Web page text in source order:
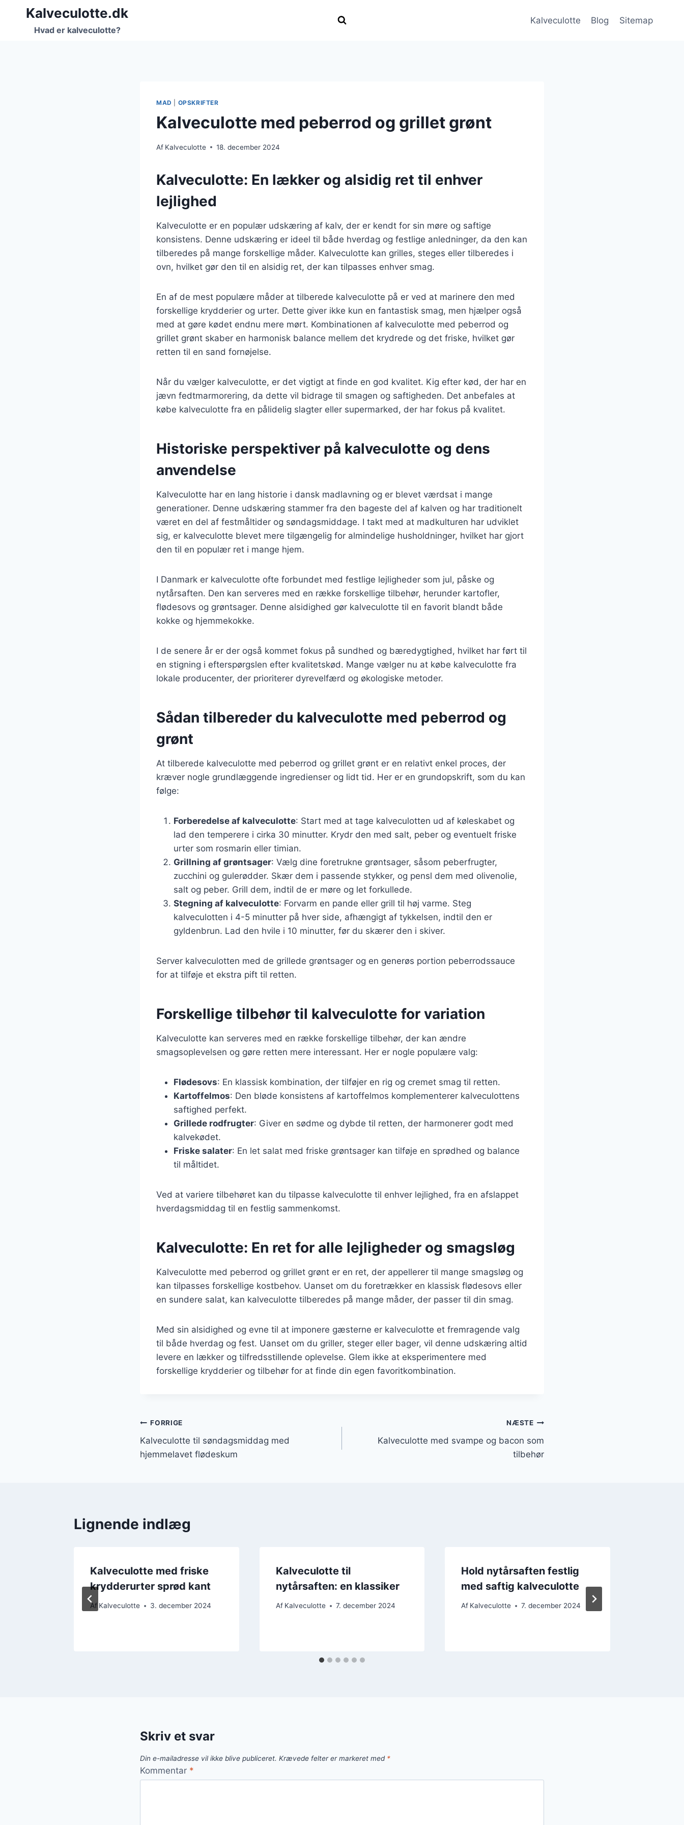
FortsætKalveculotte.dk
Hvad er kalveculotte?
Kalveculotte Blog Sitemap
MAD OPSKRIFTER
Kalveculotte med peberrod og grillet grønt
Af Kalveculotte 18. december 2024
Kalveculotte: En lækker og alsidig ret til enhver
lejlighed
Kalveculotte er en populær udskæring af kalv, der er kendt for sin møre og saftige
konsistens. Denne udskæring er ideel til både hverdag og festlige anledninger, da den kan
tilberedes på mange forskellige måder. Kalveculotte kan grilles, steges eller tilberedes i
ovn, hvilket gør den til en alsidig ret, der kan tilpasses enhver smag.
En af de mest populære måder at tilberede kalveculotte på er ved at marinere den med
forskellige krydderier og urter. Dette giver ikke kun en fantastisk smag, men hjælper også
med at gøre kødet endnu mere mørt. Kombinationen af kalveculotte med peberrod og
grillet grønt skaber en harmonisk balance mellem det krydrede og det friske, hvilket gør
retten til en sand fornøjelse.
Når du vælger kalveculotte, er det vigtigt at finde en god kvalitet. Kig efter kød, der har en
jævn fedtmarmorering, da dette vil bidrage til smagen og saftigheden. Det anbefales at
købe kalveculotte fra en pålidelig slagter eller supermarked, der har fokus på kvalitet.
Historiske perspektiver på kalveculotte og dens
anvendelse
Kalveculotte har en lang historie i dansk madlavning og er blevet værdsat i mange
generationer. Denne udskæring stammer fra den bageste del af kalven og har traditionelt
været en del af festmåltider og søndagsmiddage. I takt med at madkulturen har udviklet
sig, er kalveculotte blevet mere tilgængelig for almindelige husholdninger, hvilket har gjort
den til en populær ret i mange hjem.
I Danmark er kalveculotte ofte forbundet med festlige lejligheder som jul, påske og
nytårsaften. Den kan serveres med en række forskellige tilbehør, herunder kartofler,
flødesovs og grøntsager. Denne alsidighed gør kalveculotte til en favorit blandt både
kokke og hjemmekokke.
I de senere år er der også kommet fokus på sundhed og bæredygtighed, hvilket har ført til
en stigning i efterspørgslen efter kvalitetskød. Mange vælger nu at købe kalveculotte fra
lokale producenter, der prioriterer dyrevelfærd og økologiske metoder.
Sådan tilbereder du kalveculotte med peberrod og
grønt
At tilberede kalveculotte med peberrod og grillet grønt er en relativt enkel proces, der
kræver nogle grundlæggende ingredienser og lidt tid. Her er en grundopskrift, som du kan
følge:
Forberedelse af kalveculotte: Start med at tage kalveculotten ud af køleskabet og
lad den temperere i cirka 30 minutter. Krydr den med salt, peber og eventuelt friske
urter som rosmarin eller timian.
Grillning af grøntsager: Vælg dine foretrukne grøntsager, såsom peberfrugter,
zucchini og gulerødder. Skær dem i passende stykker, og pensl dem med olivenolie,
salt og peber. Grill dem, indtil de er møre og let forkullede.
Stegning af kalveculotte: Forvarm en pande eller grill til høj varme. Steg
kalveculotten i 4-5 minutter på hver side, afhængigt af tykkelsen, indtil den er
gyldenbrun. Lad den hvile i 10 minutter, før du skærer den i skiver.
Server kalveculotten med de grillede grøntsager og en generøs portion peberrodssauce
for at tilføje et ekstra pift til retten.
Forskellige tilbehør til kalveculotte for variation
Kalveculotte kan serveres med en række forskellige tilbehør, der kan ændre
smagsoplevelsen og gøre retten mere interessant. Her er nogle populære valg:
Flødesovs: En klassisk kombination, der tilføjer en rig og cremet smag til retten.
Kartoffelmos: Den bløde konsistens af kartoffelmos komplementerer kalveculottens
saftighed perfekt.
Grillede rodfrugter: Giver en sødme og dybde til retten, der harmonerer godt med
kalvekødet.
Friske salater: En let salat med friske grøntsager kan tilføje en sprødhed og balance
til måltidet.
Ved at variere tilbehøret kan du tilpasse kalveculotte til enhver lejlighed, fra en afslappet
hverdagsmiddag til en festlig sammenkomst.
Kalveculotte: En ret for alle lejligheder og smagsløg
Kalveculotte med peberrod og grillet grønt er en ret, der appellerer til mange smagsløg og
kan tilpasses forskellige kostbehov. Uanset om du foretrækker en klassisk flødesovs eller
en sundere salat, kan kalveculotte tilberedes på mange måder, der passer til din smag.
Med sin alsidighed og evne til at imponere gæsterne er kalveculotte et fremragende valg
til både hverdag og fest. Uanset om du griller, steger eller bager, vil denne udskæring altid
levere en lækker og tilfredsstillende oplevelse. Glem ikke at eksperimentere med
forskellige krydderier og tilbehør for at finde din egen favoritkombination.
Indlægsnavigation
FORRIGE
Kalveculotte til søndagsmiddag med
hjemmelavet flødeskum
NÆSTE
Kalveculotte med svampe og bacon som
tilbehør
Lignende indlæg
Kalveculotte med friske
krydderurter sprød kant
Af Kalveculotte 3. december 2024
Kalveculotte til
nytårsaften: en klassiker
Af Kalveculotte 7. december 2024
Hold nytårsaften festlig
med saftig kalveculotte
Af Kalveculotte 7. december 2024
Skriv et svar
Din e-mailadresse vil ikke blive publiceret. Krævede felter er markeret med *
Kommentar *